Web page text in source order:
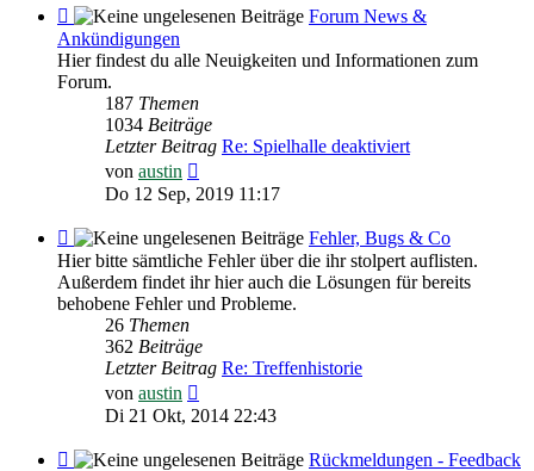
Feed
-
Forum
News
Ankündigungen
Forum News &
Ankündigungen
Hier findest du alle Neuigkeiten und Informationen zum
Forum.
187 Themen
1034 Beiträge
Letzter Beitrag Re: Spielhalle deaktiviert
von austin
Beitrag
Do 12 Sep, 2019 11:17
Feed
-
Fehler,
Bugs
Fehler, Bugs & Co
Hier bitte sämtliche Fehler über die ihr stolpert auflisten.
Außerdem findet ihr hier auch die Lösungen für bereits
behobene Fehler und Probleme.
26 Themen
362 Beiträge
Letzter Beitrag Re: Treffenhistorie
von austin
Beitrag
Di 21 Okt, 2014 22:43
Feed
Rückmeldungen - Feedback